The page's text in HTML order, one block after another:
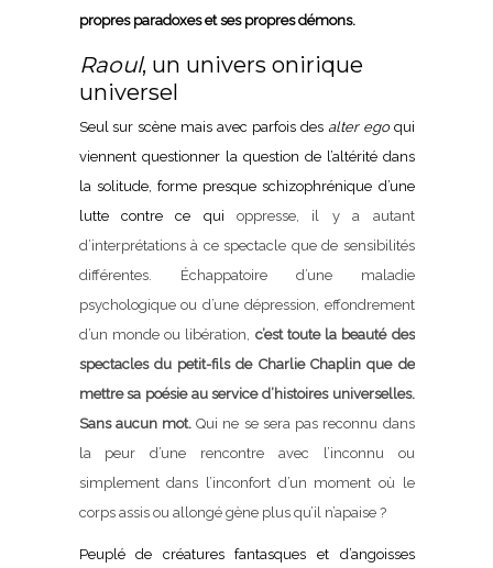
propres paradoxes et ses propres démons.
Raoul, un univers onirique
universel
Seul sur scène mais avec parfois des alter egoqui
viennent questionner la question de l’altérité dans
la solitude, forme presque schizophrénique d’une
lutte contre ce qui oppresse, il y a autant
d’interprétations à ce spectacle que de sensibilités
différentes. Échappatoire d’une maladie
psychologique ou d’une dépression, effondrement
d’un monde ou libération, c’est toute la beauté des
spectacles du petit-fils de Charlie Chaplin que de
mettre sa poésie au service d’histoires universelles.
Sans aucun mot.Qui ne se sera pas reconnu dans
la peur d’une rencontre avec l’inconnu ou
simplement dans l’inconfort d’un moment où le
corps assis ou allongé gène plus qu’il n’apaise ?
Peuplé de créatures fantasques et d’angoisses